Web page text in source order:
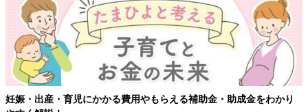
妊娠・出産・育児にかかる費用やもらえる補助金・助成金をわかり